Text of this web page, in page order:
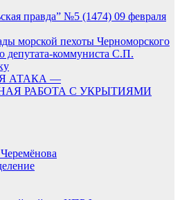
правда” №5 (1474) 09 февраля
морской пехоты Черноморского
депутата-коммуниста С.П.
АТАКА —
РАБОТА С УКРЫТИЯМИ